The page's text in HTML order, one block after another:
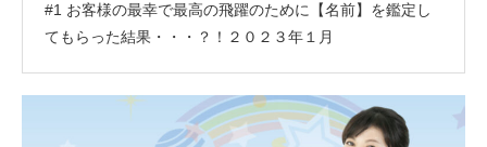
#1 お客様の最幸で最高の飛躍のために【名前】を鑑定し
てもらった結果・・・？！２０２３年１月